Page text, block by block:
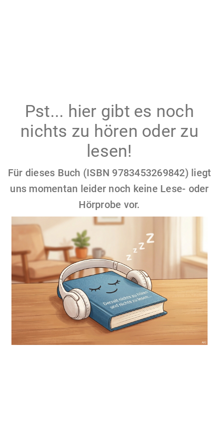
Pst... hier gibt es noch
nichts zu hören oder zu
lesen!
Für dieses Buch (ISBN 9783453269842) liegt
uns momentan leider noch keine Lese- oder
Hörprobe vor.